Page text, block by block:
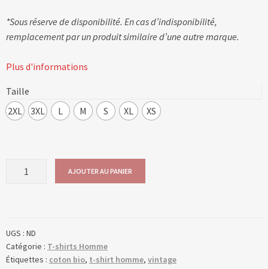
*Sous réserve de disponibilité. En cas d’indisponibilité,
remplacement par un produit similaire d’une autre marque.
Plus d'informations
Taille
2XL
3XL L M S XL XS
quantité
SCOOTER
BLEU
AJOUTER AU PANIER
UGS : ND
Catégorie : T-shirts Homme
Étiquettes : coton bio, t-shirt homme, vintage